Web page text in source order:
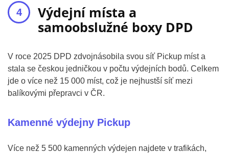
Výdejní místa a
samoobslužné boxy DPD
V roce 2025 DPD zdvojnásobila svou síť Pickup míst a
stala se českou jedničkou v počtu výdejních bodů. Celkem
jde o více než 15 000 míst, což je nejhustší síť mezi
balíkovými přepravci v ČR.
Kamenné výdejny Pickup
Více než 5 500 kamenných výdejen najdete v trafikách,